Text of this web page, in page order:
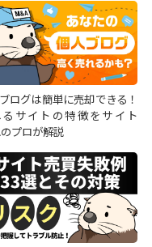
ログは簡単に売却できる！
サイトの特徴をサイト
プロが解説